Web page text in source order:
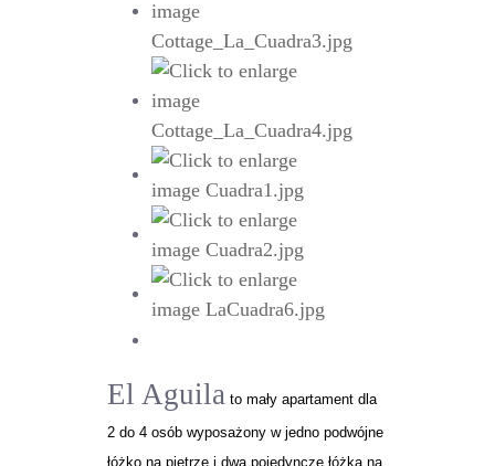
El Aguila to mały apartament dla
2 do 4 osób wyposażony w jedno podwójne
łóżko na piętrze i dwa pojedyncze łóżka na